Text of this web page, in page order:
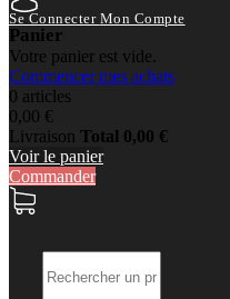
Se Connecter Mon Compte
Panier
Votre panier est vide.
Commencer mes achats
0 articles
0,00 €
Livraison Total 0,00 €
Voir le panier
Commander